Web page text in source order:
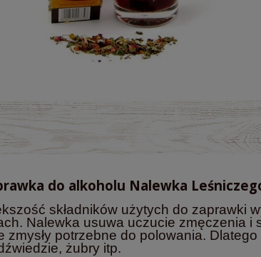
do alkoholu Nalewka
składników użytych do zaprawki
Nalewka usuwa uczucie zmęczenia i
zmysły potrzebne do polowania.
żubry itp.